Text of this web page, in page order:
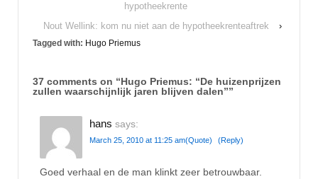
hypotheekrente
Nout Wellink: kom nu niet aan de hypotheekrenteaftrek
›
Tagged with: Hugo Priemus
37 comments on “Hugo Priemus: “De huizenprijzen
zullen waarschijnlijk jaren blijven dalen””
hans says:
March 25, 2010 at 11:25 am(Quote) (Reply)
Goed verhaal en de man klinkt zeer betrouwbaar.